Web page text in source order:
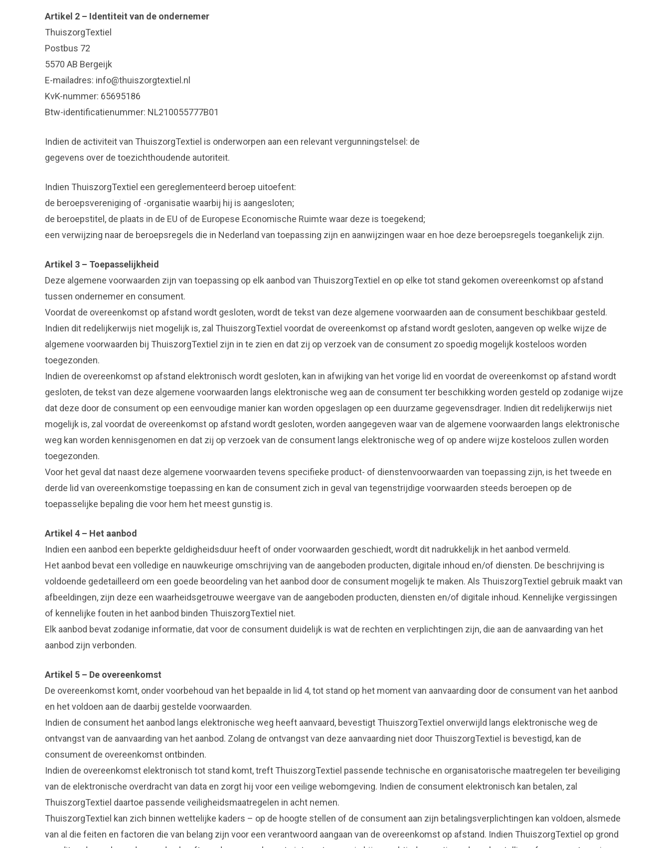
Artikel 2 – Identiteit van de ondernemer
ThuiszorgTextiel
Postbus 72
5570 AB Bergeijk
E-mailadres: info@thuiszorgtextiel.nl
KvK-nummer: 65695186
Btw-identificatienummer: NL210055777B01
Indien de activiteit van ThuiszorgTextiel is onderworpen aan een relevant vergunningstelsel: de
gegevens over de toezichthoudende autoriteit.
Indien ThuiszorgTextiel een gereglementeerd beroep uitoefent:
de beroepsvereniging of -organisatie waarbij hij is aangesloten;
de beroepstitel, de plaats in de EU of de Europese Economische Ruimte waar deze is toegekend;
een verwijzing naar de beroepsregels die in Nederland van toepassing zijn en aanwijzingen waar en hoe deze beroepsregels toegankelijk zijn.
Artikel 3 – Toepasselijkheid
Deze algemene voorwaarden zijn van toepassing op elk aanbod van ThuiszorgTextiel en op elke tot stand gekomen overeenkomst op afstand
tussen ondernemer en consument.
Voordat de overeenkomst op afstand wordt gesloten, wordt de tekst van deze algemene voorwaarden aan de consument beschikbaar gesteld.
Indien dit redelijkerwijs niet mogelijk is, zal ThuiszorgTextiel voordat de overeenkomst op afstand wordt gesloten, aangeven op welke wijze de
algemene voorwaarden bij ThuiszorgTextiel zijn in te zien en dat zij op verzoek van de consument zo spoedig mogelijk kosteloos worden
toegezonden.
Indien de overeenkomst op afstand elektronisch wordt gesloten, kan in afwijking van het vorige lid en voordat de overeenkomst op afstand wordt
gesloten, de tekst van deze algemene voorwaarden langs elektronische weg aan de consument ter beschikking worden gesteld op zodanige wijze
dat deze door de consument op een eenvoudige manier kan worden opgeslagen op een duurzame gegevensdrager. Indien dit redelijkerwijs niet
mogelijk is, zal voordat de overeenkomst op afstand wordt gesloten, worden aangegeven waar van de algemene voorwaarden langs elektronische
weg kan worden kennisgenomen en dat zij op verzoek van de consument langs elektronische weg of op andere wijze kosteloos zullen worden
toegezonden.
Voor het geval dat naast deze algemene voorwaarden tevens specifieke product- of dienstenvoorwaarden van toepassing zijn, is het tweede en
derde lid van overeenkomstige toepassing en kan de consument zich in geval van tegenstrijdige voorwaarden steeds beroepen op de
toepasselijke bepaling die voor hem het meest gunstig is.
Artikel 4 – Het aanbod
Indien een aanbod een beperkte geldigheidsduur heeft of onder voorwaarden geschiedt, wordt dit nadrukkelijk in het aanbod vermeld.
Het aanbod bevat een volledige en nauwkeurige omschrijving van de aangeboden producten, digitale inhoud en/of diensten. De beschrijving is
voldoende gedetailleerd om een goede beoordeling van het aanbod door de consument mogelijk te maken. Als ThuiszorgTextiel gebruik maakt van
afbeeldingen, zijn deze een waarheidsgetrouwe weergave van de aangeboden producten, diensten en/of digitale inhoud. Kennelijke vergissingen
of kennelijke fouten in het aanbod binden ThuiszorgTextiel niet.
Elk aanbod bevat zodanige informatie, dat voor de consument duidelijk is wat de rechten en verplichtingen zijn, die aan de aanvaarding van het
aanbod zijn verbonden.
Artikel 5 – De overeenkomst
De overeenkomst komt, onder voorbehoud van het bepaalde in lid 4, tot stand op het moment van aanvaarding door de consument van het aanbod
en het voldoen aan de daarbij gestelde voorwaarden.
Indien de consument het aanbod langs elektronische weg heeft aanvaard, bevestigt ThuiszorgTextiel onverwijld langs elektronische weg de
ontvangst van de aanvaarding van het aanbod. Zolang de ontvangst van deze aanvaarding niet door ThuiszorgTextiel is bevestigd, kan de
consument de overeenkomst ontbinden.
Indien de overeenkomst elektronisch tot stand komt, treft ThuiszorgTextiel passende technische en organisatorische maatregelen ter beveiliging
van de elektronische overdracht van data en zorgt hij voor een veilige webomgeving. Indien de consument elektronisch kan betalen, zal
ThuiszorgTextiel daartoe passende veiligheidsmaatregelen in acht nemen.
ThuiszorgTextiel kan zich binnen wettelijke kaders – op de hoogte stellen of de consument aan zijn betalingsverplichtingen kan voldoen, alsmede
van al die feiten en factoren die van belang zijn voor een verantwoord aangaan van de overeenkomst op afstand. Indien ThuiszorgTextiel op grond